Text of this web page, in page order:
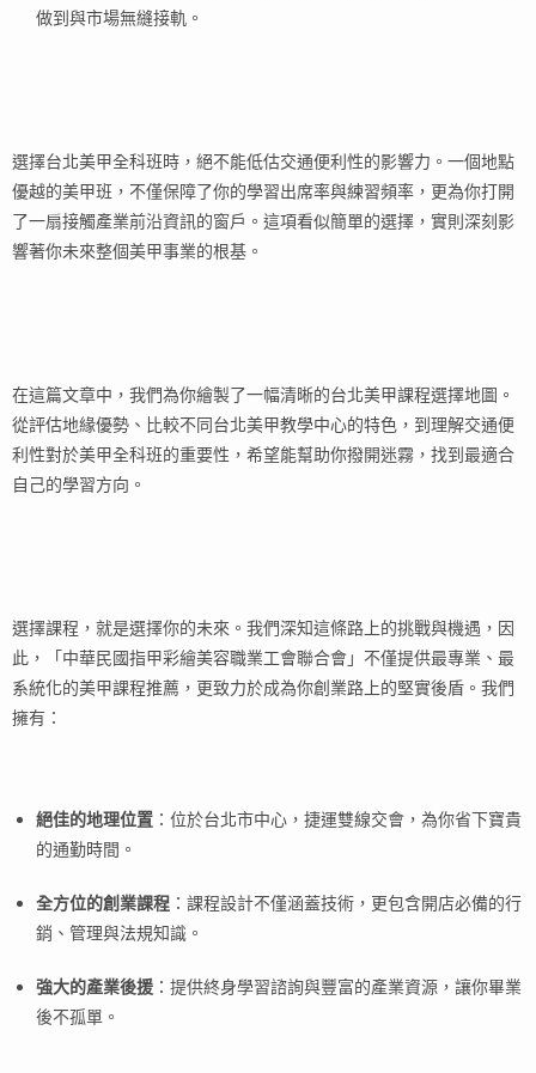
做到與市場無縫接軌。
選擇台北美甲全科班時，絕不能低估交通便利性的影響力。一個地點
優越的美甲班，不僅保障了你的學習出席率與練習頻率，更為你打開
了一扇接觸產業前沿資訊的窗戶。這項看似簡單的選擇，實則深刻影
響著你未來整個美甲事業的根基。
在這篇文章中，我們為你繪製了一幅清晰的台北美甲課程選擇地圖。
從評估地緣優勢、比較不同台北美甲教學中心的特色，到理解交通便
利性對於美甲全科班的重要性，希望能幫助你撥開迷霧，找到最適合
自己的學習方向。
選擇課程，就是選擇你的未來。我們深知這條路上的挑戰與機遇，因
此，「中華民國指甲彩繪美容職業工會聯合會」不僅提供最專業、最
系統化的美甲課程推薦，更致力於成為你創業路上的堅實後盾。我們
擁有：
絕佳的地理位置 ：位於台北市中心，捷運雙線交會，為你省下寶貴
的通勤時間。
全方位的創業課程 ：課程設計不僅涵蓋技術，更包含開店必備的行
銷、管理與法規知識。
強大的產業後援 ：提供終身學習諮詢與豐富的產業資源，讓你畢業
後不孤單。